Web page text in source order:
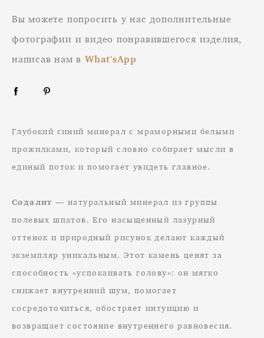
Вы можете попросить у нас дополнительные
фотографии и видео понравившегося изделия,
написав нам в What'sApp
Глубокий синий минерал с мраморными белыми
прожилками, который словно собирает мысли в
единый поток и помогает увидеть главное.
Содалит — натуральный минерал из группы
полевых шпатов. Его насыщенный лазурный
оттенок и природный рисунок делают каждый
экземпляр уникальным. Этот камень ценят за
способность «успокаивать голову»: он мягко
снижает внутренний шум, помогает
сосредоточиться, обостряет интуицию и
возвращает состояние внутреннего равновесия.